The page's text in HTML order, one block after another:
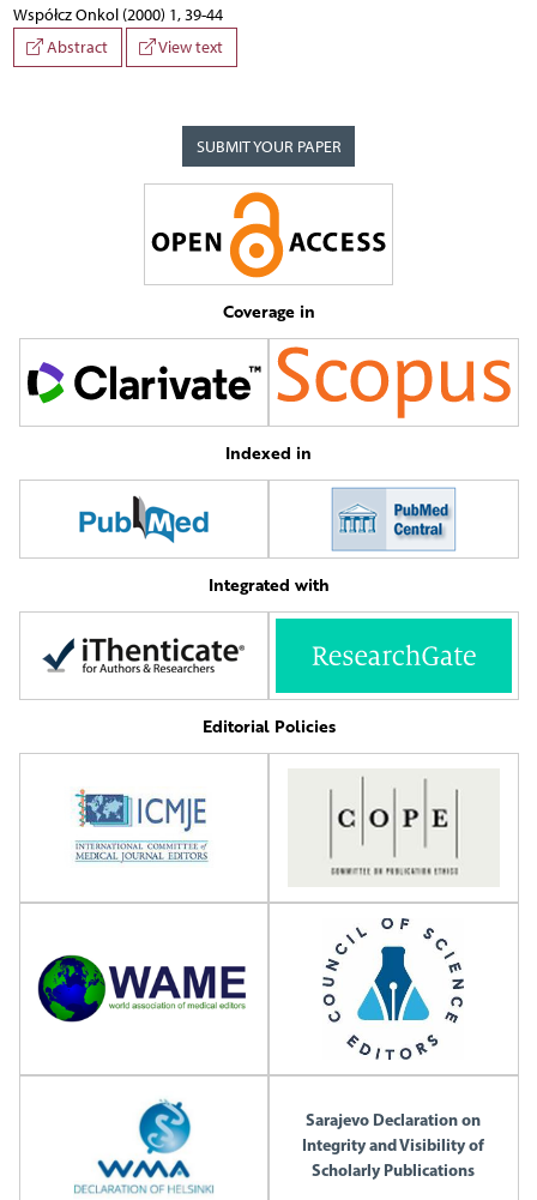
Współcz Onkol (2000) 1, 39-44
Abstract
View text
SUBMIT YOUR PAPER
Coverage in
Indexed in
Integrated with
Editorial Policies
Sarajevo Declaration on
Integrity and Visibility of
Scholarly Publications